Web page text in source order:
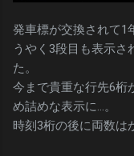
発車標が交換されて1
うやく3段目も表示さ
た。
今まで貴重な行先6桁
め詰めな表示に…。
時刻3桁の後に両数は